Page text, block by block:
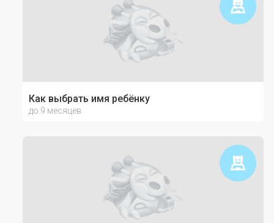
Как выбрать имя ребёнку
до 9 месяцев